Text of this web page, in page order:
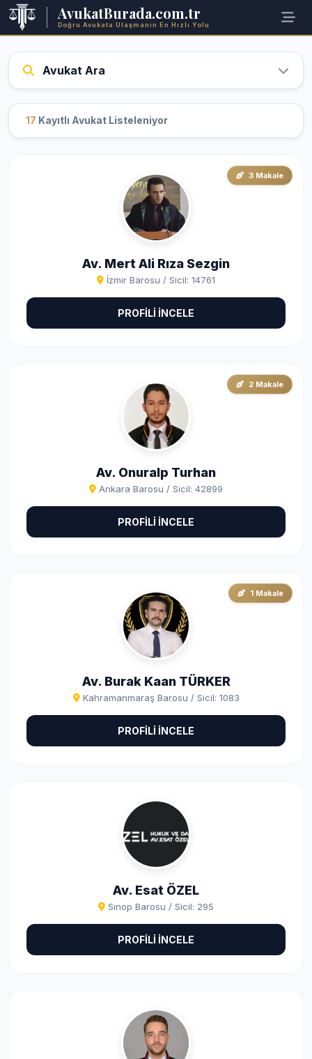
AvukatBurada.com.tr
Doğru Avukata Ulaşmanın En Hızlı Yolu
Avukat Ara
17 Kayıtlı Avukat Listeleniyor
3 Makale
Av. Mert Ali Rıza Sezgin
İzmir Barosu / Sicil: 14761
PROFİLİ İNCELE
2 Makale
Av. Onuralp Turhan
Ankara Barosu / Sicil: 42899
PROFİLİ İNCELE
1 Makale
Av. Burak Kaan TÜRKER
Kahramanmaraş Barosu / Sicil: 1083
PROFİLİ İNCELE
Av. Esat ÖZEL
Sinop Barosu / Sicil: 295
PROFİLİ İNCELE